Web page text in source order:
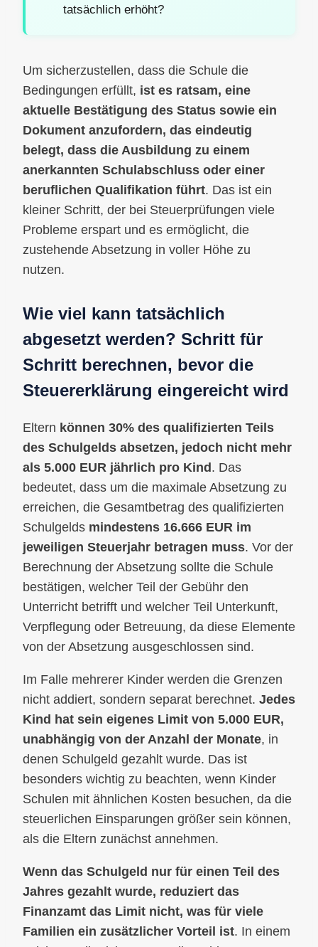
tatsächlich erhöht?
Um sicherzustellen, dass die Schule die
Bedingungen erfüllt, ist es ratsam, eine
aktuelle Bestätigung des Status sowie ein
Dokument anzufordern, das eindeutig
belegt, dass die Ausbildung zu einem
anerkannten Schulabschluss oder einer
beruflichen Qualifikation führt. Das ist ein
kleiner Schritt, der bei Steuerprüfungen viele
Probleme erspart und es ermöglicht, die
zustehende Absetzung in voller Höhe zu
nutzen.
Wie viel kann tatsächlich
abgesetzt werden? Schritt für
Schritt berechnen, bevor die
Steuererklärung eingereicht wird
Eltern können 30% des qualifizierten Teils
des Schulgelds absetzen, jedoch nicht mehr
als 5.000 EUR jährlich pro Kind. Das
bedeutet, dass um die maximale Absetzung zu
erreichen, die Gesamtbetrag des qualifizierten
Schulgelds mindestens 16.666 EUR im
jeweiligen Steuerjahr betragen muss. Vor der
Berechnung der Absetzung sollte die Schule
bestätigen, welcher Teil der Gebühr den
Unterricht betrifft und welcher Teil Unterkunft,
Verpflegung oder Betreuung, da diese Elemente
von der Absetzung ausgeschlossen sind.
Im Falle mehrerer Kinder werden die Grenzen
nicht addiert, sondern separat berechnet. Jedes
Kind hat sein eigenes Limit von 5.000 EUR,
unabhängig von der Anzahl der Monate, in
denen Schulgeld gezahlt wurde. Das ist
besonders wichtig zu beachten, wenn Kinder
Schulen mit ähnlichen Kosten besuchen, da die
steuerlichen Einsparungen größer sein können,
als die Eltern zunächst annehmen.
Wenn das Schulgeld nur für einen Teil des
Jahres gezahlt wurde, reduziert das
Finanzamt das Limit nicht, was für viele
Familien ein zusätzlicher Vorteil ist. In einem